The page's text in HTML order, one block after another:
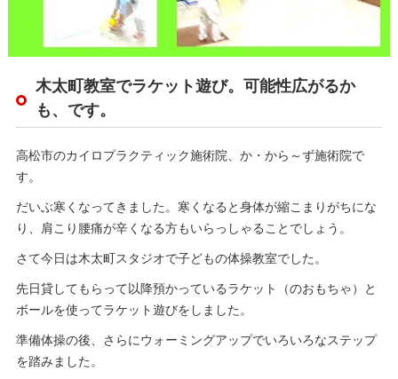
木太町教室でラケット遊び。可能性広がるか
も、です。
高松市のカイロプラクティック施術院、か・から～ず施術院で
す。
だいぶ寒くなってきました。寒くなると身体が縮こまりがちにな
り、肩こり腰痛が辛くなる方もいらっしゃることでしょう。
さて今日は木太町スタジオで子どもの体操教室でした。
先日貸してもらって以降預かっているラケット（のおもちゃ）と
ボールを使ってラケット遊びをしました。
準備体操の後、さらにウォーミングアップでいろいろなステップ
を踏みました。